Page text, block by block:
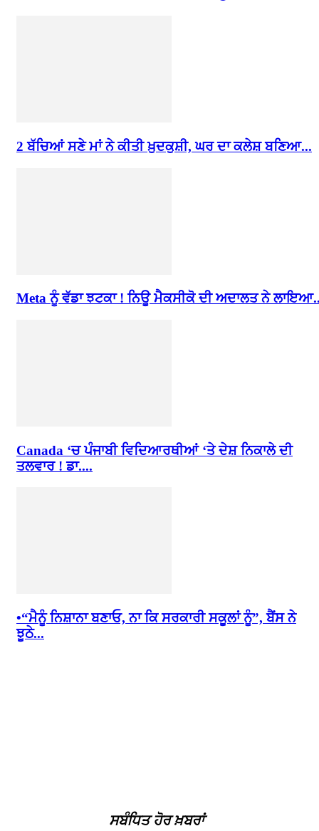
2 ਬੱਚਿਆਂ ਸਣੇ ਮਾਂ ਨੇ ਕੀਤੀ ਖ਼ੁਦਕੁਸ਼ੀ, ਘਰ ਦਾ ਕਲੇਸ਼ ਬਣਿਆ...
Meta ਨੂੰ ਵੱਡਾ ਝਟਕਾ ! ਨਿਊ ਮੈਕਸੀਕੋ ਦੀ ਅਦਾਲਤ ਨੇ
Canada ‘ਚ ਪੰਜਾਬੀ ਵਿਦਿਆਰਥੀਆਂ ‘ਤੇ ਦੇਸ਼ ਨਿਕਾਲੇ ਦੀ
ਤਲਵਾਰ ! ਡਾ....
•“ਮੈਨੂੰ ਨਿਸ਼ਾਨਾ ਬਣਾਓ, ਨਾ ਕਿ ਸਰਕਾਰੀ ਸਕੂਲਾਂ ਨੂੰ”, ਬੈਂਸ ਨੇ
ਝੂਠੇ...
ਸਬੰਧਿਤ ਹੋਰ ਖ਼ਬਰਾਂ